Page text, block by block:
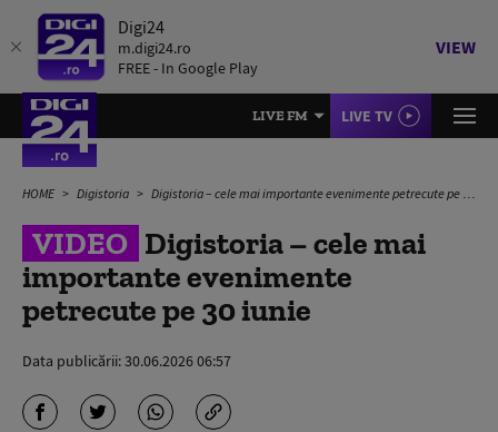
Digi24
m.digi24.ro
FREE - In Google Play
VIEW
LIVE FM LIVE TV
HOME Digistoria Digistoria – cele mai importante evenimente petrecute pe 30 iunie
VIDEO Digistoria – cele mai
importante evenimente
petrecute pe 30 iunie
Data publicării:30.06.2026 06:57